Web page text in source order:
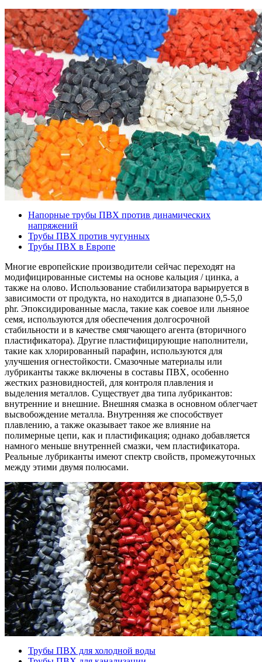
Напорные трубы ПВХ против динамических
напряжений
Трубы ПВХ против чугунных
Трубы ПВХ в Европе
Многие европейские производители сейчас переходят на
модифицированные системы на основе кальция / цинка, а
также на олово. Использование стабилизатора варьируется в
зависимости от продукта, но находится в диапазоне 0,5-5,0
phr. Эпоксидированные масла, такие как соевое или льняное
семя, используются для обеспечения долгосрочной
стабильности и в качестве смягчающего агента (вторичного
пластификатора). Другие пластифицирующие наполнители,
такие как хлорированный парафин, используются для
улучшения огнестойкости. Смазочные материалы или
лубриканты также включены в составы ПВХ, особенно
жестких разновидностей, для контроля плавления и
выделения металлов. Существует два типа лубрикантов:
внутренние и внешние. Внешняя смазка в основном облегчает
высвобождение металла. Внутренняя же способствует
плавлению, а также оказывает такое же влияние на
полимерные цепи, как и пластификация; однако добавляется
намного меньше внутренней смазки, чем пластификатора.
Реальные лубриканты имеют спектр свойств, промежуточных
между этими двумя полюсами.
Трубы ПВХ для холодной воды